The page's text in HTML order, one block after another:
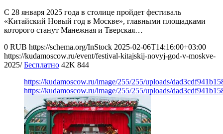
С 28 января 2025 года в столице пройдет фестиваль
«Китайский Новый год в Москве», главными площадками
которого станут Манежная и Тверская…
0 RUB https://schema.org/InStock 2025-02-06T14:16:00+03:00
https://kudamoscow.ru/event/festival-kitajskij-novyj-god-v-moskve-
2025/ Бесплатно 42K 844
https://kudamoscow.ru/image/255/255/uploads/
https://kudamoscow.ru/image/255/255/uploads/